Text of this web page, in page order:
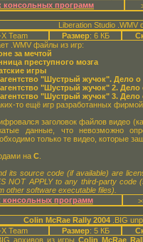
консольных программ
Liberation Studio .WMV
Team Размер: 6 КБ
.WMV файлы из игр:
за мечтой
преступного мозга
игры
агентство "Шустрый жучок". Дело
"Шустрый жучок" 2.
"Шустрый жучок" 3. Дело
то ещё игр разработанных фирмой
заголовок файлов видео
данные, что невозможно
только те видео, которые
на C.
its source code (if available) are
NOT APPLY to any third-party
other software executable files).
консольных программ
Colin McRae Rally 2004.BIG
Team Размер: 5 КБ
архивов из игрыColin McRae